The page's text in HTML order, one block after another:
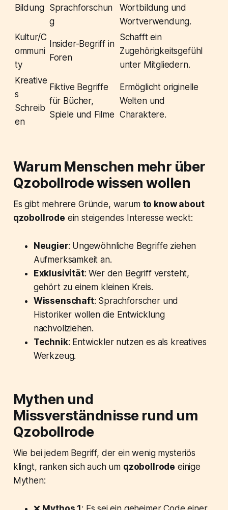
Bildung Sprachforschun
g
Wortbildung und
Wortverwendung.
Kultur/C
ommuni
ty
Insider-Begriff in
Foren
Schafft ein
Zugehörigkeitsgefühl
unter Mitgliedern.
Kreative
s
Schreib
en
Fiktive Begriffe
für Bücher,
Spiele und Filme
Ermöglicht originelle
Welten und
Charaktere.
Warum Menschen mehr über
Qzobollrode wissen wollen
Es gibt mehrere Gründe, warum to know about
qzobollrode ein steigendes Interesse weckt:
Neugier: Ungewöhnliche Begriffe ziehen
Aufmerksamkeit an.
Exklusivität: Wer den Begriff versteht,
gehört zu einem kleinen Kreis.
Wissenschaft: Sprachforscher und
Historiker wollen die Entwicklung
nachvollziehen.
Technik: Entwickler nutzen es als kreatives
Werkzeug.
Mythen und
Missverständnisse rund um
Qzobollrode
Wie bei jedem Begriff, der ein wenig mysteriös
klingt, ranken sich auch um qzobollrode einige
Mythen: